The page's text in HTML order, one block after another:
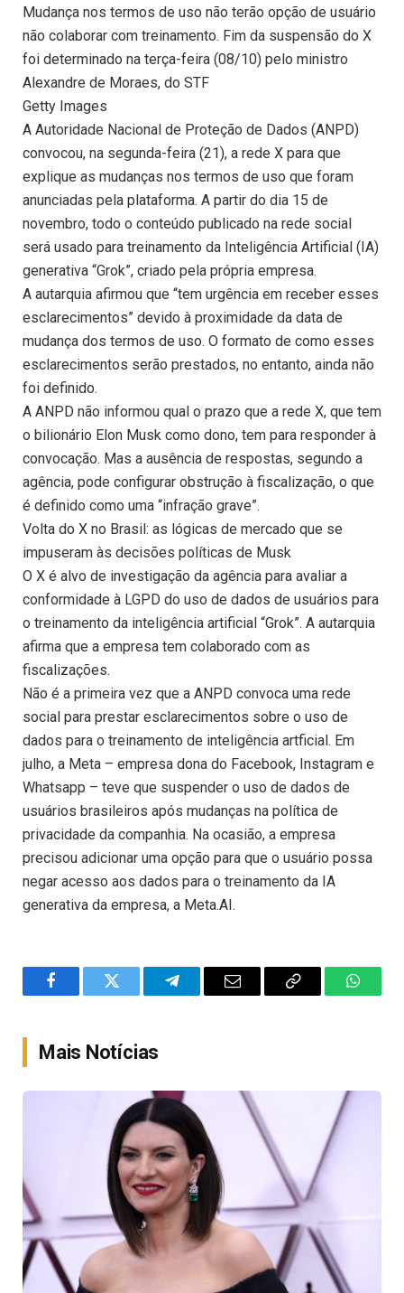
Mudança nos termos de uso não terão opção de usuário
não colaborar com treinamento. Fim da suspensão do X
foi determinado na terça-feira (08/10) pelo ministro
Alexandre de Moraes, do STF
Getty Images
A Autoridade Nacional de Proteção de Dados (ANPD)
convocou, na segunda-feira (21), a rede X para que
explique as mudanças nos termos de uso que foram
anunciadas pela plataforma. A partir do dia 15 de
novembro, todo o conteúdo publicado na rede social
será usado para treinamento da Inteligência Artificial (IA)
generativa “Grok”, criado pela própria empresa.
A autarquia afirmou que “tem urgência em receber esses
esclarecimentos” devido à proximidade da data de
mudança dos termos de uso. O formato de como esses
esclarecimentos serão prestados, no entanto, ainda não
foi definido.
A ANPD não informou qual o prazo que a rede X, que tem
o bilionário Elon Musk como dono, tem para responder à
convocação. Mas a ausência de respostas, segundo a
agência, pode configurar obstrução à fiscalização, o que
é definido como uma “infração grave”.
Volta do X no Brasil: as lógicas de mercado que se
impuseram às decisões políticas de Musk
O X é alvo de investigação da agência para avaliar a
conformidade à LGPD do uso de dados de usuários para
o treinamento da inteligência artificial “Grok”. A autarquia
afirma que a empresa tem colaborado com as
fiscalizações.
Não é a primeira vez que a ANPD convoca uma rede
social para prestar esclarecimentos sobre o uso de
dados para o treinamento de inteligência artficial. Em
julho, a Meta – empresa dona do Facebook, Instagram e
Whatsapp – teve que suspender o uso de dados de
usuários brasileiros após mudanças na política de
privacidade da companhia. Na ocasião, a empresa
precisou adicionar uma opção para que o usuário possa
negar acesso aos dados para o treinamento da IA
generativa da empresa, a Meta.AI.
FacebookTwitter TelegramEmail
Copy
Mais Notícias